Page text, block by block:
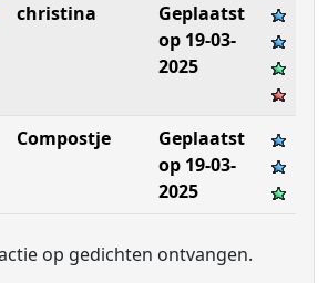
christina
Geplaatst
op 19-03-
2025
Compostje
Geplaatst
op 19-03-
2025
op gedichten ontvangen.